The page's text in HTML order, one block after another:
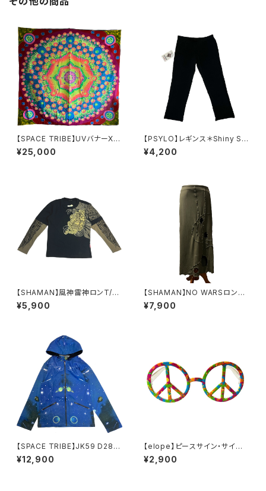
【SPACE TRIBE】UVバナーXQ
B28
¥25,000
【PSYLO】レギンス＊Shiny Sh
ort Leggings-Black
¥4,200
【SHAMAN】風神雷神ロンT/雷
神（TS12）
¥5,900
【SHAMAN】NO WARSロング
スカート-カーキ
¥7,900
【SPACE TRIBE】JK59 D28B:
HOODED ZIP JACKET-SPA
CE(UNISEX)
¥12,900
【elope】ピースサイン・サイケ
デリック サイケな伊達メガネ
¥2,900